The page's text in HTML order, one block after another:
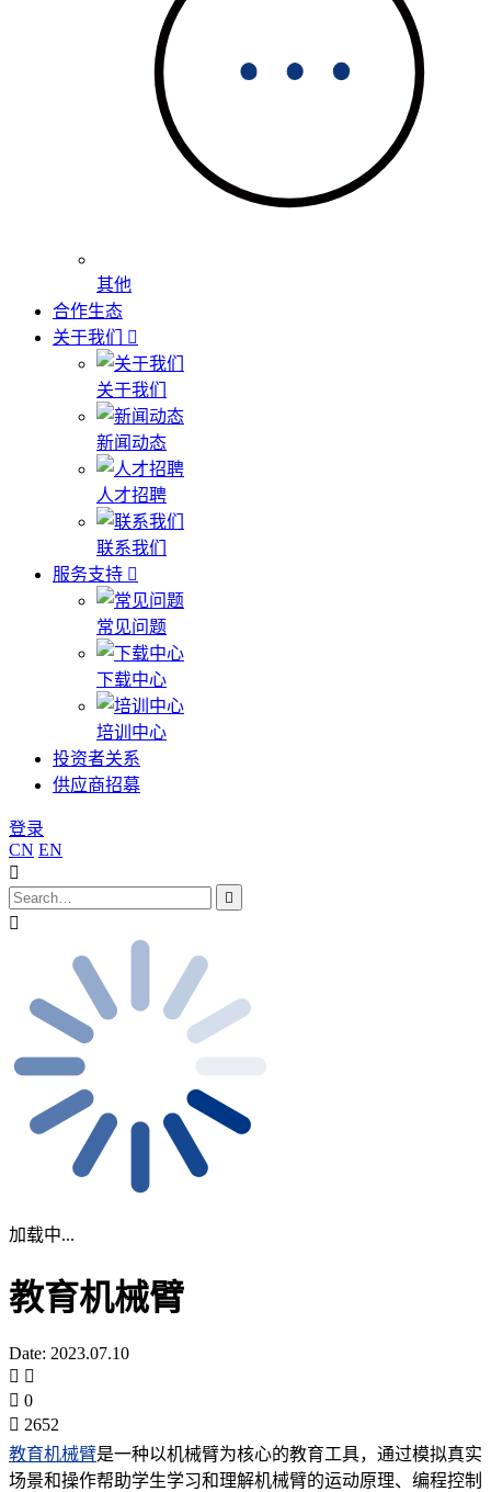
其他
合作生态
关于我们
关于我们
新闻动态
人才招聘
联系我们
服务支持
常见问题
下载中心
培训中心
投资者关系
供应商招募
登录
CN EN
加载中...
教育机械臂
Date: 2023.07.10
0
2652
教育机械臂是一种以机械臂为核心的教育工具，通过模拟真实
场景和操作帮助学生学习和理解机械臂的运动原理、编程控制